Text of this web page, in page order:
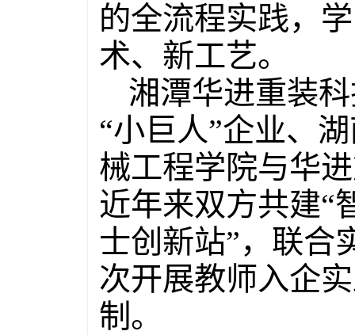
的全流程实践，
术、新工艺。
湘潭华进重装
“小巨人”企业、
械工程学院与华
近年来双方共建“
士创新站”，联合
次开展教师入企
制。